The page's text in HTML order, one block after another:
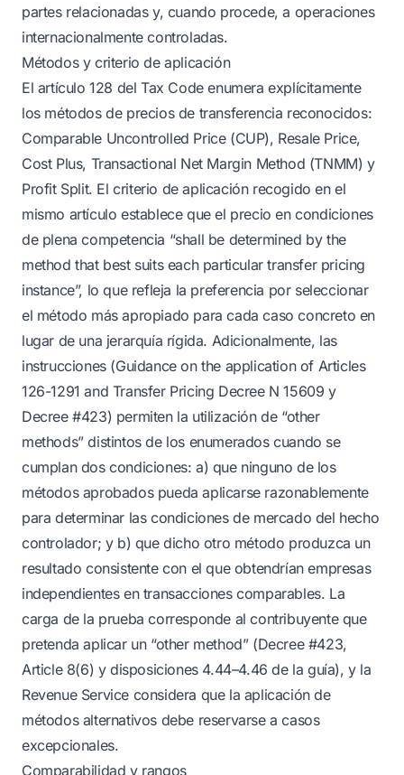
partes relacionadas y, cuando procede, a operaciones
internacionalmente controladas.
Métodos y criterio de aplicación
El artículo 128 del Tax Code enumera explícitamente
los métodos de precios de transferencia reconocidos:
Comparable Uncontrolled Price (CUP), Resale Price,
Cost Plus, Transactional Net Margin Method (TNMM) y
Profit Split. El criterio de aplicación recogido en el
mismo artículo establece que el precio en condiciones
de plena competencia “shall be determined by the
method that best suits each particular transfer pricing
instance”, lo que refleja la preferencia por seleccionar
el método más apropiado para cada caso concreto en
lugar de una jerarquía rígida. Adicionalmente, las
instrucciones (Guidance on the application of Articles
126-1291 and Transfer Pricing Decree N 15609 y
Decree #423) permiten la utilización de “other
methods” distintos de los enumerados cuando se
cumplan dos condiciones: a) que ninguno de los
métodos aprobados pueda aplicarse razonablemente
para determinar las condiciones de mercado del hecho
controlador; y b) que dicho otro método produzca un
resultado consistente con el que obtendrían empresas
independientes en transacciones comparables. La
carga de la prueba corresponde al contribuyente que
pretenda aplicar un “other method” (Decree #423,
Article 8(6) y disposiciones 4.44–4.46 de la guía), y la
Revenue Service considera que la aplicación de
métodos alternativos debe reservarse a casos
excepcionales.
Comparabilidad y rangos